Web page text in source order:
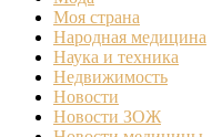
Моя страна
Народная медицина
Наука и техника
Недвижимость
Новости
Новости ЗОЖ